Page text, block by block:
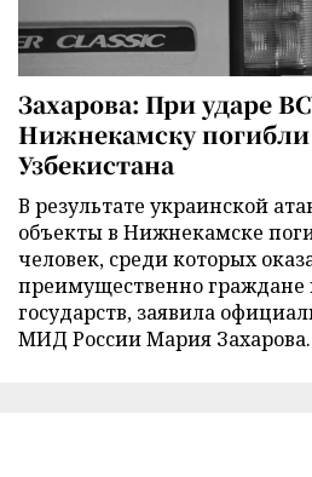
Захарова: При ударе
Нижнекамску
Узбекистана
В результате украинской
объекты в Нижнекамске
человек, среди которых
преимущественно граждане
государств, заявила
МИД России Мария Захарова.